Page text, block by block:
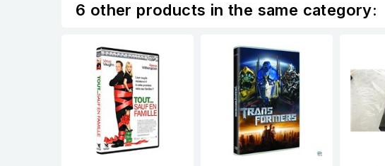
6 other products in the same category: